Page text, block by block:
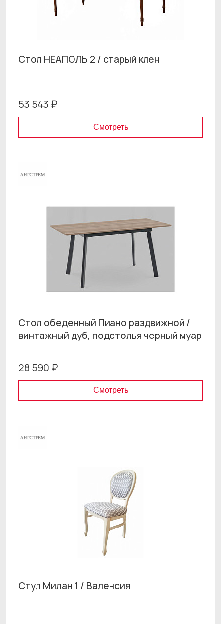
Стол НЕАПОЛЬ 2 / старый клен
53 543 ₽
Смотреть
Стол обеденный Пиано раздвижной /
винтажный дуб, подстолья черный муар
28 590 ₽
Смотреть
Стул Милан 1 / Валенсия